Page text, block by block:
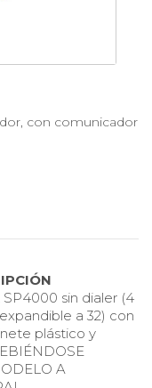
con comunicador
SP4000 sin dialer (4
a 32) con
plástico y
A